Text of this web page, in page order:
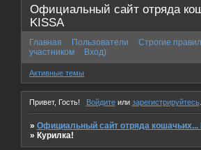
Официальный сайт отряда
KISSA
Главная Пользователи Строгие
участником
Вход)
Активные темы
Привет, Гость! Войдитеили зарегистрируйтесь.
»Официальный сайт отряда кошачьих...
»Курилка!